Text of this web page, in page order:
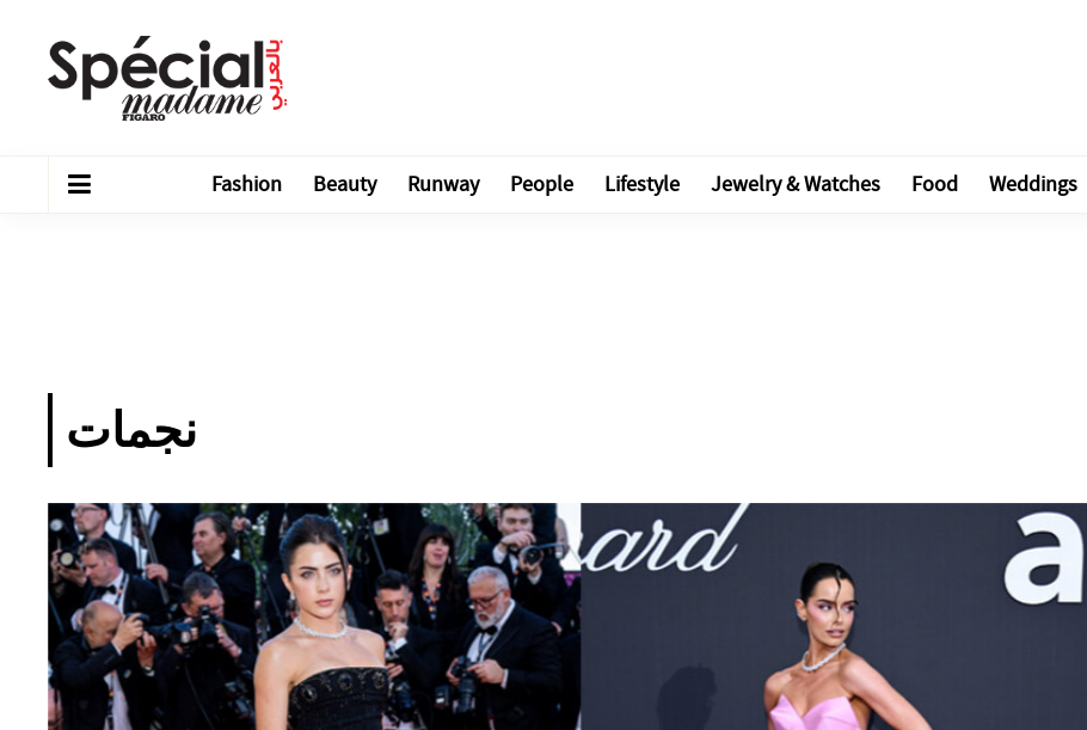
Fashion Beauty Runway People Lifestyle Jewelry & Watches Food Weddings
نجمات